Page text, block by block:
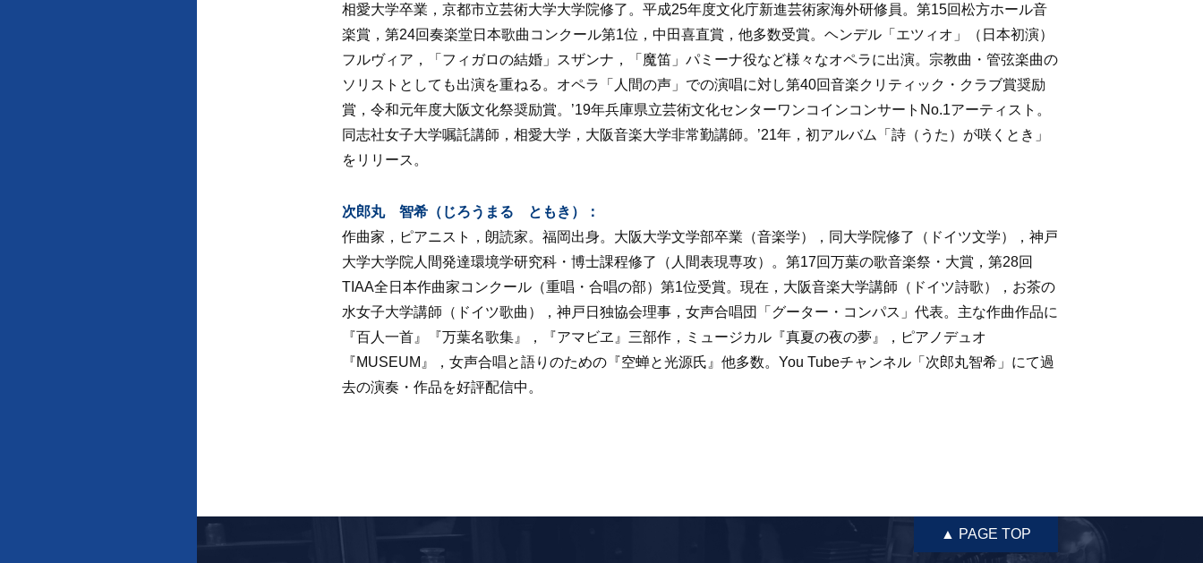
相愛大学卒業，京都市立芸術大学大学院修了。平成25年度文化庁新進芸術家海外研修員。第15回松方ホール音
楽賞，第24回奏楽堂日本歌曲コンクール第1位，中田喜直賞，他多数受賞。ヘンデル「エツィオ」（日本初演）
フルヴィア，「フィガロの結婚」スザンナ，「魔笛」パミーナ役など様々なオペラに出演。宗教曲・管弦楽曲の
ソリストとしても出演を重ねる。オペラ「人間の声」での演唱に対し第40回音楽クリティック・クラブ賞奨励
賞，令和元年度大阪文化祭奨励賞。’19年兵庫県立芸術文化センターワンコインコンサートNo.1アーティスト。
同志社女子大学嘱託講師，相愛大学，大阪音楽大学非常勤講師。’21年，初アルバム「詩（うた）が咲くとき」
をリリース。
次郎丸 智希（じろうまる ともき）：
作曲家，ピアニスト，朗読家。福岡出身。大阪大学文学部卒業（音楽学），同大学院修了（ドイツ文学），神戸
大学大学院人間発達環境学研究科・博士課程修了（人間表現専攻）。第17回万葉の歌音楽祭・大賞，第28回
TIAA全日本作曲家コンクール（重唱・合唱の部）第1位受賞。現在，大阪音楽大学講師（ドイツ詩歌），お茶の
水女子大学講師（ドイツ歌曲），神戸日独協会理事，女声合唱団「グーター・コンパス」代表。主な作曲作品に
『百人一首』『万葉名歌集』，『アマビヱ』三部作，ミュージカル『真夏の夜の夢』，ピアノデュオ
『MUSEUM』，女声合唱と語りのための『空蝉と光源氏』他多数。You Tubeチャンネル「次郎丸智希」にて過
去の演奏・作品を好評配信中。
▲ PAGE TOP